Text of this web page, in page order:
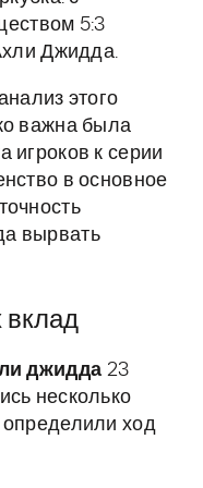
5:3
Джидда.
этого
важна была
игроков к серии
в основное
вырвать
вклад
джидда 23
несколько
определили ход